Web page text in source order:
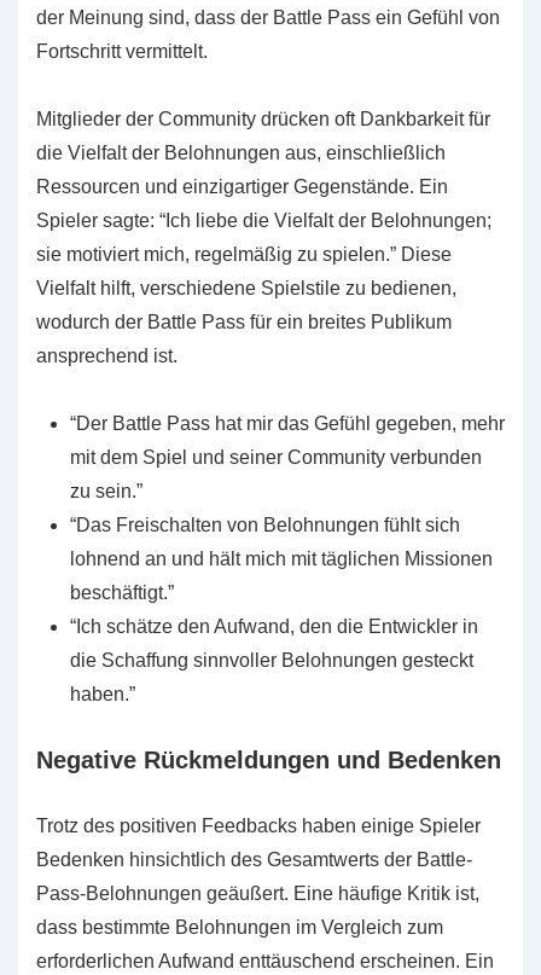
der Meinung sind, dass der Battle Pass ein Gefühl von
Fortschritt vermittelt.
Mitglieder der Community drücken oft Dankbarkeit für
die Vielfalt der Belohnungen aus, einschließlich
Ressourcen und einzigartiger Gegenstände. Ein
Spieler sagte: “Ich liebe die Vielfalt der Belohnungen;
sie motiviert mich, regelmäßig zu spielen.” Diese
Vielfalt hilft, verschiedene Spielstile zu bedienen,
wodurch der Battle Pass für ein breites Publikum
ansprechend ist.
“Der Battle Pass hat mir das Gefühl gegeben, mehr
mit dem Spiel und seiner Community verbunden
zu sein.”
“Das Freischalten von Belohnungen fühlt sich
lohnend an und hält mich mit täglichen Missionen
beschäftigt.”
“Ich schätze den Aufwand, den die Entwickler in
die Schaffung sinnvoller Belohnungen gesteckt
haben.”
Negative Rückmeldungen und Bedenken
Trotz des positiven Feedbacks haben einige Spieler
Bedenken hinsichtlich des Gesamtwerts der Battle-
Pass-Belohnungen geäußert. Eine häufige Kritik ist,
dass bestimmte Belohnungen im Vergleich zum
erforderlichen Aufwand enttäuschend erscheinen. Ein